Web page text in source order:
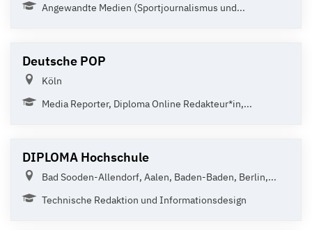
Angewandte Medien (Sportjournalismus und...
Deutsche POP
Köln
Media Reporter, Diploma Online Redakteur*in,...
DIPLOMA Hochschule
Bad Sooden-Allendorf, Aalen, Baden-Baden, Berlin,...
Technische Redaktion und Informationsdesign